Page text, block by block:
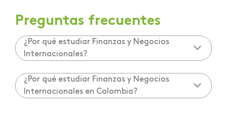
Preguntas frecuentes
¿Por qué estudiar Finanzas y Negocios
Internacionales?
¿Por qué estudiar Finanzas y Negocios
Internacionales en Colombia?